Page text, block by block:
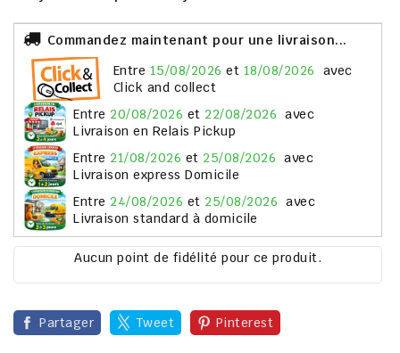
Commandez maintenant pour une livraison...
entre 15/08/2026 et 18/08/2026
avec
Click and collect
entre 20/08/2026 et 22/08/2026 avec
Livraison en Relais Pickup
entre 21/08/2026 et 25/08/2026 avec
Livraison express Domicile
entre 24/08/2026 et 25/08/2026 avec
Livraison standard à domicile
Aucun point de fidélité pour ce produit.
Partager Tweet Pinterest